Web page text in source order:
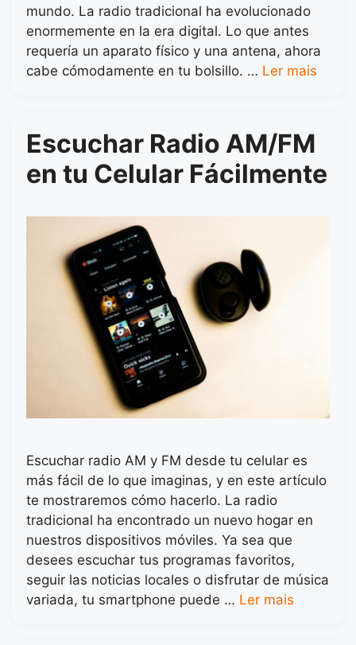
mundo. La radio tradicional ha evolucionado
enormemente en la era digital. Lo que antes
requería un aparato físico y una antena, ahora
cabe cómodamente en tu bolsillo. … Ler mais
Escuchar Radio AM/FM
en tu Celular Fácilmente
Escuchar radio AM y FM desde tu celular es
más fácil de lo que imaginas, y en este artículo
te mostraremos cómo hacerlo. La radio
tradicional ha encontrado un nuevo hogar en
nuestros dispositivos móviles. Ya sea que
desees escuchar tus programas favoritos,
seguir las noticias locales o disfrutar de música
variada, tu smartphone puede … Ler mais